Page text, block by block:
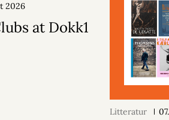
2026
at Dokk1
Litteratur